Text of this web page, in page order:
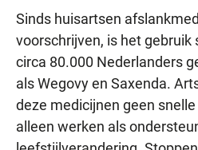
Sinds huisartsen
voorschrijven, is het gebruik
circa 80.000 Nederlanders
als Wegovy en Saxenda.
deze medicijnen geen
alleen werken als